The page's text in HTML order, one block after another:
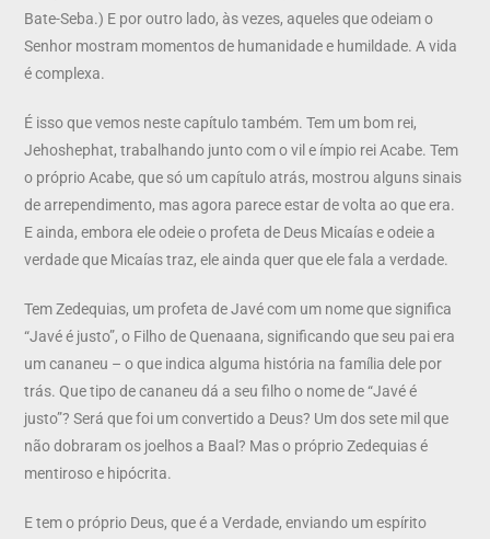
Bate-Seba.) E por outro lado, às vezes, aqueles que odeiam o
Senhor mostram momentos de humanidade e humildade. A vida
é complexa.
É isso que vemos neste capítulo também. Tem um bom rei,
Jehoshephat, trabalhando junto com o vil e ímpio rei Acabe. Tem
o próprio Acabe, que só um capítulo atrás, mostrou alguns sinais
de arrependimento, mas agora parece estar de volta ao que era.
E ainda, embora ele odeie o profeta de Deus Micaías e odeie a
verdade que Micaías traz, ele ainda quer que ele fala a verdade.
Tem Zedequias, um profeta de Javé com um nome que significa
“Javé é justo”, o Filho de Quenaana, significando que seu pai era
um cananeu – o que indica alguma história na família dele por
trás. Que tipo de cananeu dá a seu filho o nome de “Javé é
justo”? Será que foi um convertido a Deus? Um dos sete mil que
não dobraram os joelhos a Baal? Mas o próprio Zedequias é
mentiroso e hipócrita.
E tem o próprio Deus, que é a Verdade, enviando um espírito